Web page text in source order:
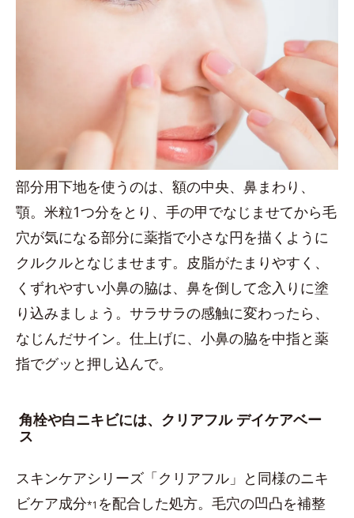
部分用下地を使うのは、額の中央、鼻まわり、
顎。米粒1つ分をとり、手の甲でなじませてから毛
穴が気になる部分に薬指で小さな円を描くように
クルクルとなじませます。皮脂がたまりやすく、
くずれやすい小鼻の脇は、鼻を倒して念入りに塗
り込みましょう。サラサラの感触に変わったら、
なじんだサイン。仕上げに、小鼻の脇を中指と薬
指でグッと押し込んで。
角栓や白ニキビには、クリアフル デイケアベー
ス
スキンケアシリーズ「クリアフル」と同様のニキ
ビケア成分*1 を配合した処方。毛穴の凹凸を補整